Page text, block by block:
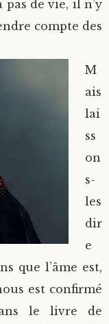
de vie, il n’y
compte des
M
ais
lai
ss
on
s-
les
dir
e
que l’âme est,
est confirmé
le livre de